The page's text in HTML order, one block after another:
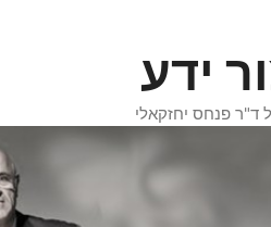
ידע
ד"ר פנחס יחזקאלי